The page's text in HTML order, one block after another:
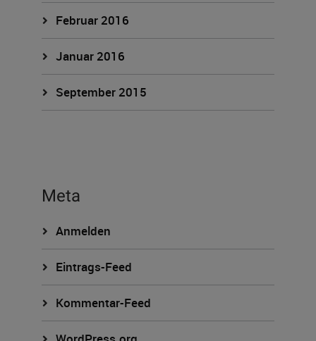
Februar 2016
Januar 2016
September 2015
Meta
Anmelden
Eintrags-Feed
Kommentar-Feed